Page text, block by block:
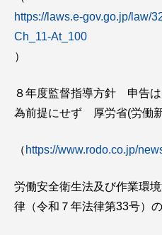
https://laws.e-gov.go.jp/law/
Ch_11-At_100
）
８年度監督指導方針 申告
為前提にせず 厚労省(労働
（ https://www.rodo.co.jp/
労働安全衛生法及び作業環
律（令和７年法律第33号）